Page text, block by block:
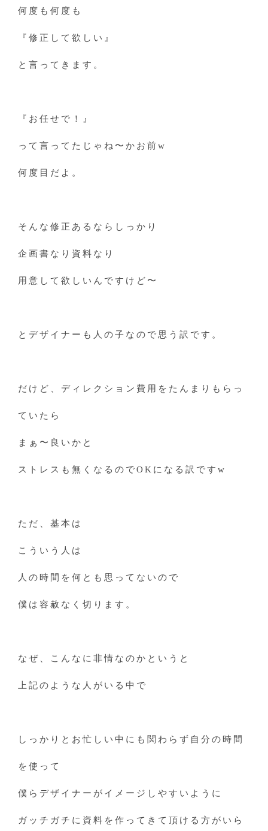
何度も何度も
『修正して欲しい』
と言ってきます。
『お任せで！』
って言ってたじゃね〜かお前w
何度目だよ。
そんな修正あるならしっかり
企画書なり資料なり
用意して欲しいんですけど〜
とデザイナーも人の子なので思う訳です。
だけど、ディレクション費用をたんまりもらっ
ていたら
まぁ〜良いかと
ストレスも無くなるのでOKになる訳ですw
ただ、基本は
こういう人は
人の時間を何とも思ってないので
僕は容赦なく切ります。
なぜ、こんなに非情なのかというと
上記のような人がいる中で
しっかりとお忙しい中にも関わらず自分の時間
を使って
僕らデザイナーがイメージしやすいように
ガッチガチに資料を作ってきて頂ける方がいら